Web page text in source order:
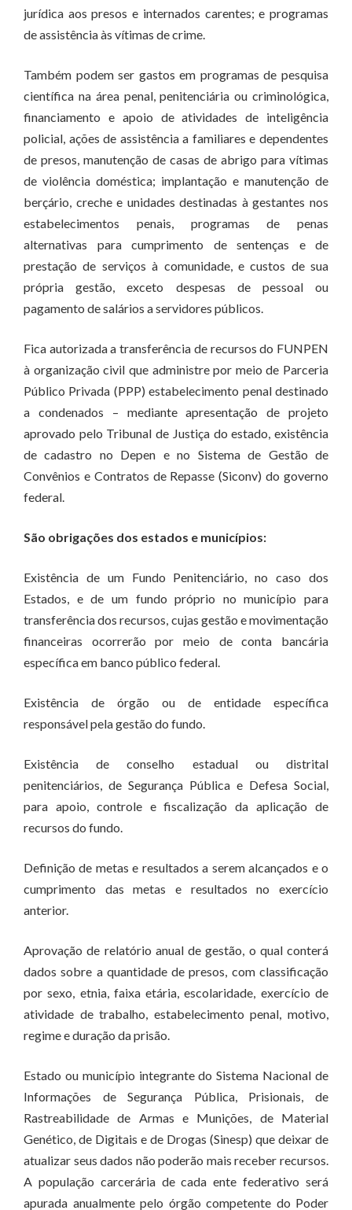
jurídica aos presos e internados carentes; e programas
de assistência às vítimas de crime.
Também podem ser gastos em programas de pesquisa
científica na área penal, penitenciária ou criminológica,
financiamento e apoio de atividades de inteligência
policial, ações de assistência a familiares e dependentes
de presos, manutenção de casas de abrigo para vítimas
de violência doméstica; implantação e manutenção de
berçário, creche e unidades destinadas à gestantes nos
estabelecimentos penais, programas de penas
alternativas para cumprimento de sentenças e de
prestação de serviços à comunidade, e custos de sua
própria gestão, exceto despesas de pessoal ou
pagamento de salários a servidores públicos.
Fica autorizada a transferência de recursos do FUNPEN
à organização civil que administre por meio de Parceria
Público Privada (PPP) estabelecimento penal destinado
a condenados – mediante apresentação de projeto
aprovado pelo Tribunal de Justiça do estado, existência
de cadastro no Depen e no Sistema de Gestão de
Convênios e Contratos de Repasse (Siconv) do governo
federal.
São obrigações dos estados e municípios:
Existência de um Fundo Penitenciário, no caso dos
Estados, e de um fundo próprio no município para
transferência dos recursos, cujas gestão e movimentação
financeiras ocorrerão por meio de conta bancária
específica em banco público federal.
Existência de órgão ou de entidade específica
responsável pela gestão do fundo.
Existência de conselho estadual ou distrital
penitenciários, de Segurança Pública e Defesa Social,
para apoio, controle e fiscalização da aplicação de
recursos do fundo.
Definição de metas e resultados a serem alcançados e o
cumprimento das metas e resultados no exercício
anterior.
Aprovação de relatório anual de gestão, o qual conterá
dados sobre a quantidade de presos, com classificação
por sexo, etnia, faixa etária, escolaridade, exercício de
atividade de trabalho, estabelecimento penal, motivo,
regime e duração da prisão.
Estado ou município integrante do Sistema Nacional de
Informações de Segurança Pública, Prisionais, de
Rastreabilidade de Armas e Munições, de Material
Genético, de Digitais e de Drogas (Sinesp) que deixar de
atualizar seus dados não poderão mais receber recursos.
A população carcerária de cada ente federativo será
apurada anualmente pelo órgão competente do Poder